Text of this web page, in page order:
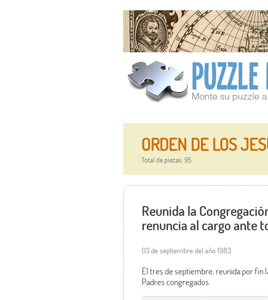
ORDEN DE LOS
Total de piezas: 95
Reunida la
renuncia al cargo ante
03 de septiembre del año 1983
El tres de septiembre, reunida por fin
Padres congregados.